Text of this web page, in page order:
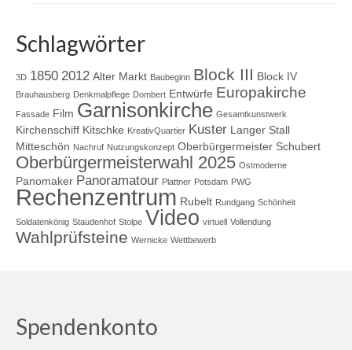
Schlagwörter
3D 1850 2012 Alter Markt Baubeginn Block III Block IV
Brauhausberg Denkmalpflege Dombert Entwürfe Europakirche
Fassade Film Garnisonkirche Gesamtkunstwerk
Kirchenschiff Kitschke KreativQuartier Kuster Langer Stall
Mitteschön Nachruf Nutzungskonzept Oberbürgermeister Schubert
Oberbürgermeisterwahl 2025 Ostmoderne
Panomaker Panoramatour Plattner Potsdam PWG
Rechenzentrum Rubelt Rundgang Schönheit
Soldatenkönig Staudenhof Stolpe Video virtuell Vollendung
Wahlprüfsteine Wernicke Wettbewerb
Spendenkonto